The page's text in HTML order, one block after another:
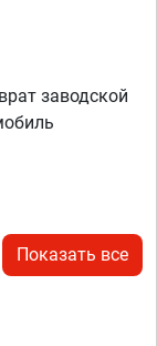
заводской
Показать все